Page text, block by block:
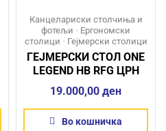
Канцелариски столчиња и
фотељи • Ергономски
столици • Гејмерски столици
ГЕЈМЕРСКИ СТОЛ ONE
LEGEND HB RFG ЦРН
19.000,00 ден
Во кошничка